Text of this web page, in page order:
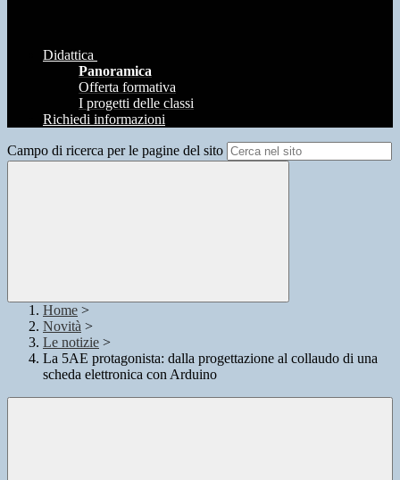
Didattica
Panoramica
Offerta formativa
I progetti delle classi
Richiedi informazioni
Campo di ricerca per le pagine del sito
Home >
Novità >
Le notizie >
La 5AE protagonista: dalla progettazione al collaudo di una
scheda elettronica con Arduino